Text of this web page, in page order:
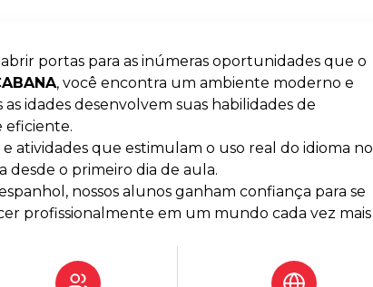
portas para as inúmeras oportunidades que o
, você encontra um ambiente moderno e
idades desenvolvem suas habilidades de
eficiente.
atividades que estimulam o uso real do idioma no
desde o primeiro dia de aula.
nossos alunos ganham confiança para se
profissionalmente em um mundo cada vez mais